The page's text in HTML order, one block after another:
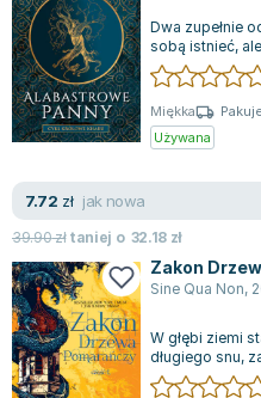
Dwa zupełnie
sobą istnieć,
siebie żyć,
Miękka
Używana
7.72 zł jak nowa
39.90złtaniej o 32.18 zł
Zakon
Sine Qua Non,
W głębi ziemi
długiego snu,
od pokoleń